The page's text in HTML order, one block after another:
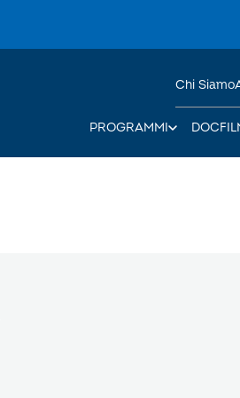
PROGRAMMI
Chi Siamo